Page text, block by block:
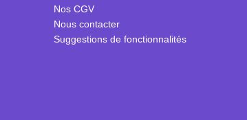
Nos CGV
Nous contacter
Suggestions de fonctionnalités